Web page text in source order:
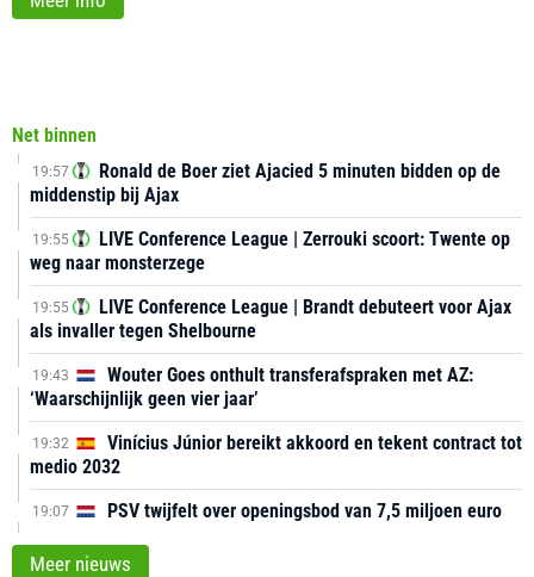
Net binnen
19:57
Ronald de Boer ziet Ajacied 5 minuten bidden op de
middenstip bij Ajax
19:55
LIVE Conference League | Zerrouki scoort: Twente op
weg naar monsterzege
19:55
LIVE Conference League | Brandt debuteert voor Ajax
als invaller tegen Shelbourne
19:43
Wouter Goes onthult transferafspraken met AZ:
‘Waarschijnlijk geen vier jaar’
19:32
Vinícius Júnior bereikt akkoord en tekent contract tot
medio 2032
19:07 PSV twijfelt over openingsbod van 7,5 miljoen euro
Meer nieuws